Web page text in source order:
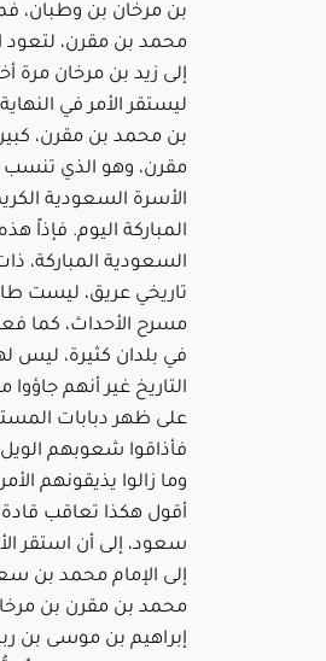
بن مرخان بن وطبان،
محمد بن مقرن، لتعود
إلى زيد بن مرخان مرة
ليستقر الأمر في
بن محمد بن مقرن،
مقرن، وهو الذي تنسب
الأسرة السعودية
المباركة اليوم. فإذاً
السعودية المباركة،
تاريخي عريق، ليست
مسرح الأحداث، كما
في بلدان كثيرة، ليس
التاريخ غير أنهم
على ظهر دبابات
فأذاقوا شعوبهم الويل
وما زالوا يذيقونهم
أقول هكذا تعاقب قادة
سعود، إلى أن استقر
إلى الإمام محمد بن
محمد بن مقرن بن
إبراهيم بن موسى بن